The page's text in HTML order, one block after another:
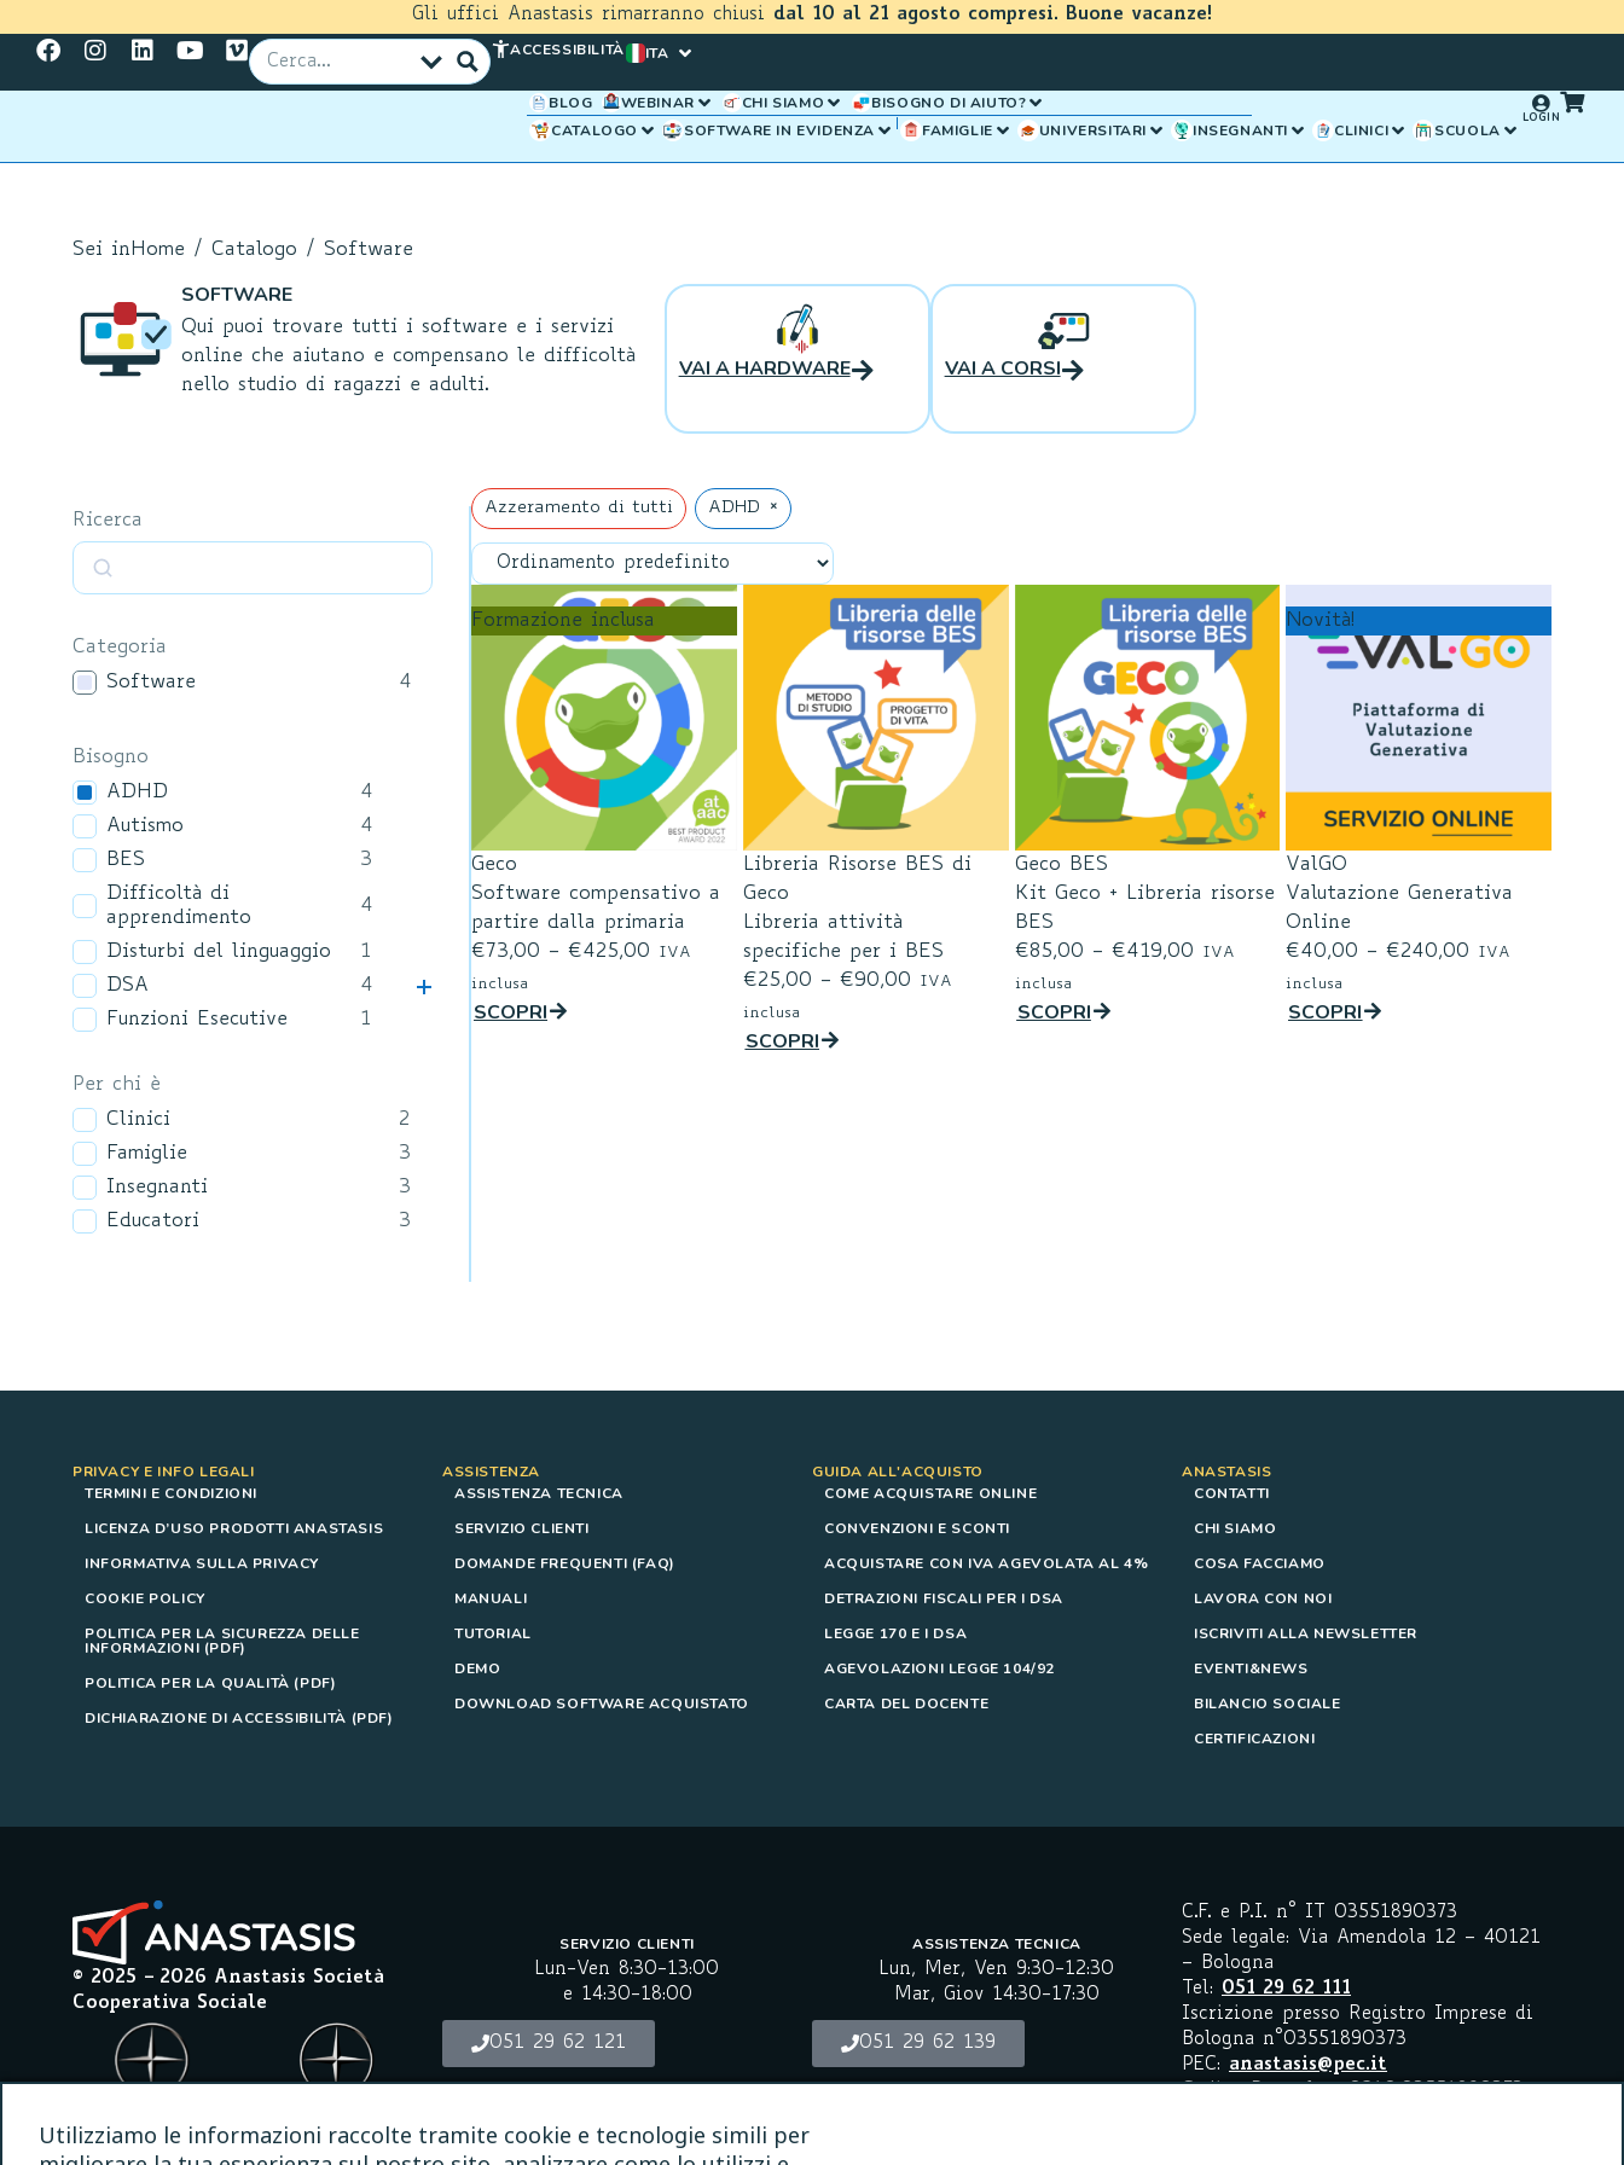
Gli uffici Anastasis rimarranno chiusi dal 10 al 21 agosto compresi. Buone vacanze!
ACCESSIBILITÀ ITA
BLOG WEBINAR CHI SIAMO
BISOGNO DI AIUTO?
CATALOGO
SOFTWARE IN EVIDENZA FAMIGLIE UNIVERSITARI INSEGNANTI CLINICI SCUOLA
LOGIN
Sei in Home / Catalogo / Software
SOFTWARE
Qui puoi trovare tutti i software e i servizi
online che aiutano e compensano le difficoltà
nello studio di ragazzi e adulti.
VAI A HARDWARE VAI A CORSI
Ricerca
Categoria
Software
4
Bisogno
ADHD
4
Autismo
4
BES
3
Difficoltà di
apprendimento
4
Disturbi del linguaggio
1
DSA
4
Funzioni Esecutive
1
Per chi è
Clinici
2
Famiglie
3
Insegnanti
3
Educatori
3
Azzeramento di tutti ADHD ×
Geco
Software compensativo a
partire dalla primaria
€73,00 – €425,00
IVA
inclusa
SCOPRI
Formazione inclusa
Libreria Risorse BES di
Geco
Libreria attività
specifiche per i BES
€25,00 – €90,00
IVA
inclusa
SCOPRI
Geco BES
Kit Geco + Libreria risorse
BES
€85,00 – €419,00
IVA
inclusa
SCOPRI
ValGO
Valutazione Generativa
Online
€40,00 – €240,00
IVA
inclusa
SCOPRI
Novità!
PRIVACY E INFO LEGALI
TERMINI E CONDIZIONI
LICENZA D’USO PRODOTTI ANASTASIS
INFORMATIVA SULLA PRIVACY
COOKIE POLICY
POLITICA PER LA SICUREZZA DELLE
INFORMAZIONI (PDF)
POLITICA PER LA QUALITÀ (PDF)
DICHIARAZIONE DI ACCESSIBILITÀ (PDF)
ASSISTENZA
ASSISTENZA TECNICA
SERVIZIO CLIENTI
DOMANDE FREQUENTI (FAQ)
MANUALI
TUTORIAL
DEMO
DOWNLOAD SOFTWARE ACQUISTATO
GUIDA ALL'ACQUISTO
COME ACQUISTARE ONLINE
CONVENZIONI E SCONTI
ACQUISTARE CON IVA AGEVOLATA AL 4%
DETRAZIONI FISCALI PER I DSA
LEGGE 170 E I DSA
AGEVOLAZIONI LEGGE 104/92
CARTA DEL DOCENTE
ANASTASIS
CONTATTI
CHI SIAMO
COSA FACCIAMO
LAVORA CON NOI
ISCRIVITI ALLA NEWSLETTER
EVENTI&NEWS
BILANCIO SOCIALE
CERTIFICAZIONI
© 2025 – 2026 Anastasis Società
Cooperativa Sociale
SERVIZIO CLIENTI
Lun-Ven 8:30-13:00
e 14:30-18:00
051 29 62 121
ASSISTENZA TECNICA
Lun, Mer, Ven 9:30-12:30
Mar, Giov 14:30-17:30
051 29 62 139
INFO@ANASTASIS.IT
C.F. e P.I. n° IT 03551890373
Sede legale: Via Amendola 12 – 40121
– Bologna
Tel: 051 29 62 111
Iscrizione presso Registro Imprese di
Bologna n°03551890373
PEC: anastasis@pec.it
Utilizziamo le informazioni raccolte tramite cookie e tecnologie simili per